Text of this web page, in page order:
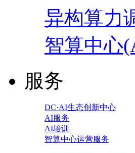
异构算力
智算中心
服务
DC·AI生态创新中心
AI服务
AI培训
智算中心运营服务